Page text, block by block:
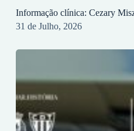
Informação clínica: Cezary
31 de Julho, 2026